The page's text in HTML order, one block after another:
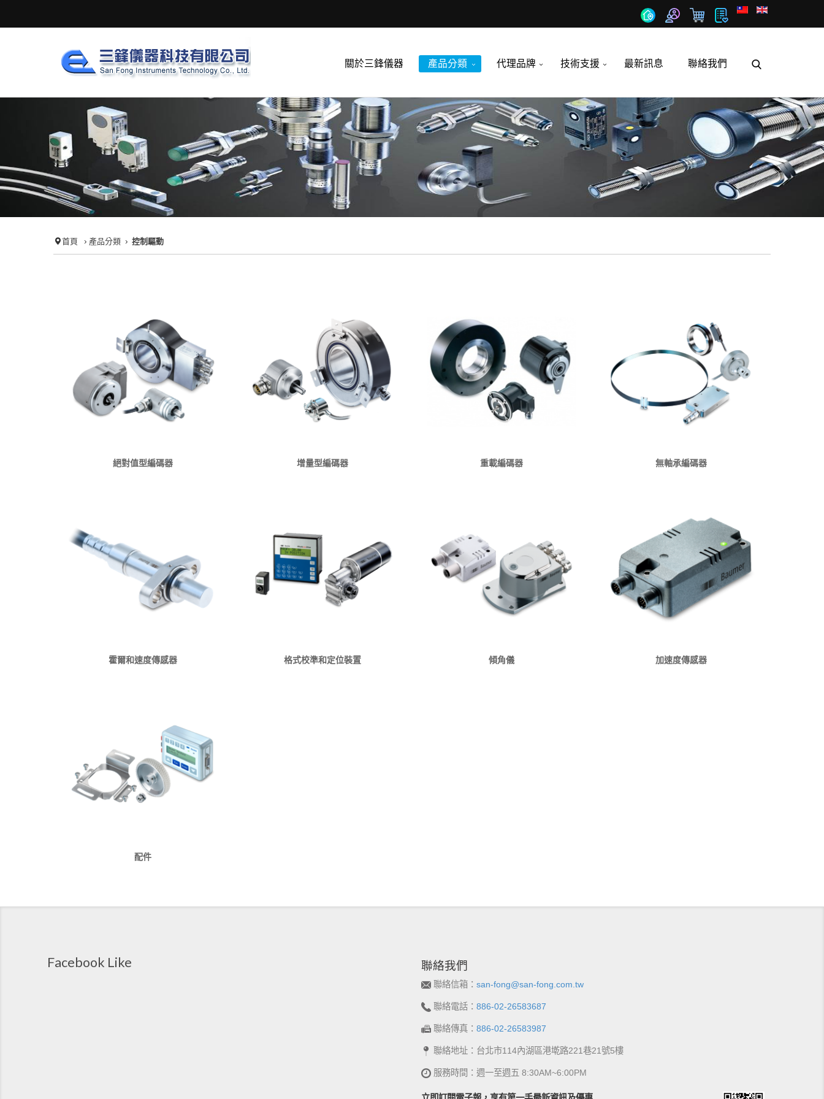
關於三鋒儀器 產品分類 代理品牌 技術支援 最新訊息 聯絡我們
首頁 產品分類 控制驅動
絕對值型編碼器 增量型編碼器 重載編碼器 無軸承編碼器
霍爾和速度傳感器 格式校準和定位裝置 傾角儀 加速度傳感器
配件
Facebook Like 聯絡我們
聯絡信箱：san-fong@san-fong.com.tw
聯絡電話：886-02-26583687
聯絡傳真：886-02-26583987
聯絡地址：台北市114內湖區港墘路221巷21號5樓
服務時間：週一至週五 8:30AM~6:00PM